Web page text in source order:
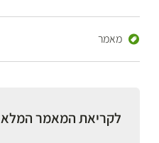
מאמר
לקריאת המאמר המלא